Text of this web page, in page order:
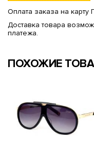
Оплата заказа на карту
Доставка товара
платежа.
ПОХОЖИЕ